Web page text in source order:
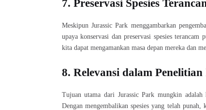
7. Preservasi Spesies
Meskipun Jurassic Park menggambarkan
upaya konservasi dan preservasi spesies
kita dapat mengamankan masa depan mereka dan
8. Relevansi dalam
Tujuan utama dari Jurassic Park mungkin
Dengan mengembalikan spesies yang telah